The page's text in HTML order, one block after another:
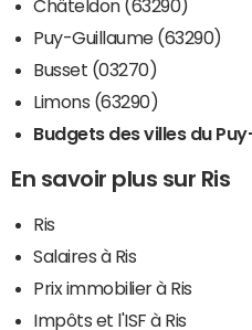
Châteldon (63290)
Puy-Guillaume (63290)
Busset (03270)
Limons (63290)
Budgets des villes du
En savoir plus sur Ris
Ris
Salaires à Ris
Prix immobilier à Ris
Impôts et l'ISF à Ris